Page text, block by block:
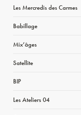
Les Mercredis des Carmes
Babillage
Mix’âges
Satellite
BIP
Les Ateliers 04